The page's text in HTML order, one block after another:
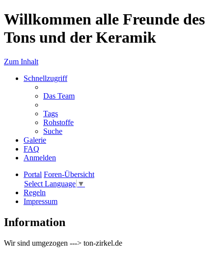
Willkommen alle Freunde des
Tons und der Keramik
Zum Inhalt
Schnellzugriff
Das Team
Tags
Rohstoffe
Suche
Galerie
FAQ
Anmelden
Portal Foren-Übersicht
Select Language ▼
Regeln
Impressum
Information
Wir sind umgezogen ---> ton-zirkel.de